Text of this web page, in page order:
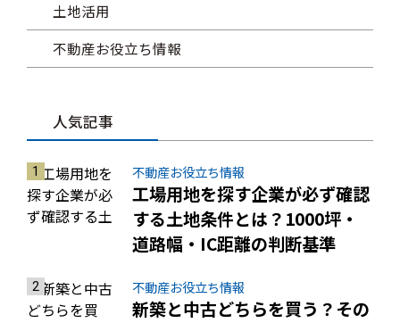
土地活用
不動産お役立ち情報
人気記事
不動産お役立ち情報
工場用地を探す企業が必ず確認
する土地条件とは？1000坪・
道路幅・IC距離の判断基準
不動産お役立ち情報
新築と中古どちらを買う？その